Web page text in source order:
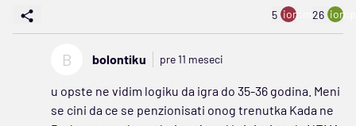
5 ion:minus
26
B bolontiku pre 11 meseci
u opste ne vidim logiku da igra do 35-36 godina. Meni
se cini da ce se penzionisati onog trenutka Kada ne